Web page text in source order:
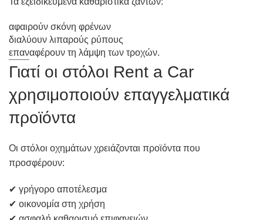
αφαιρούν σκόνη φρένων
διαλύουν λιπαρούς ρύπους
επαναφέρουν τη λάμψη των τροχών.
Γιατί οι στόλοι Rent a Car
χρησιμοποιούν επαγγελματικά
προϊόντα
Οι στόλοι οχημάτων χρειάζονται προϊόντα που
προσφέρουν:
✔ γρήγορο αποτέλεσμα
✔ οικονομία στη χρήση